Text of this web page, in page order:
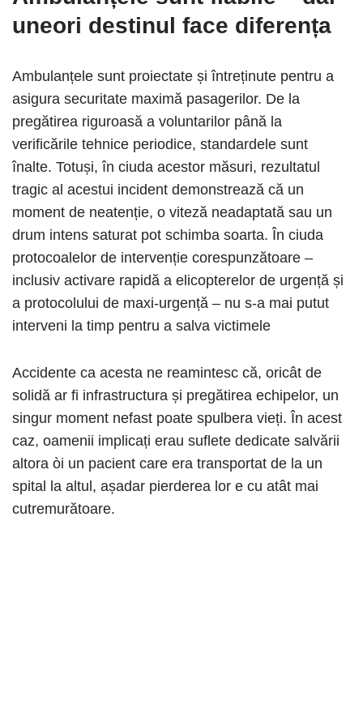
uneori destinul face diferența
Ambulanțele sunt proiectate și întreținute pentru a
asigura securitate maximă pasagerilor. De la
pregătirea riguroasă a voluntarilor până la
verificările tehnice periodice, standardele sunt
înalte. Totuși, în ciuda acestor măsuri, rezultatul
tragic al acestui incident demonstrează că un
moment de neatenție, o viteză neadaptată sau un
drum intens saturat pot schimba soarta. În ciuda
protocoalelor de intervenție corespunzătoare –
inclusiv activare rapidă a elicopterelor de urgență și
a protocolului de maxi‑urgență – nu s‑a mai putut
interveni la timp pentru a salva victimele
Accidente ca acesta ne reamintesc că, oricât de
solidă ar fi infrastructura și pregătirea echipelor, un
singur moment nefast poate spulbera vieți. În acest
caz, oamenii implicați erau suflete dedicate salvării
altora òi un pacient care era transportat de la un
spital la altul, așadar pierderea lor e cu atât mai
cutremurătoare.